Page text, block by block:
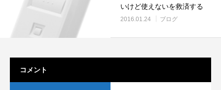
いけど使えないを救済する
2016.01.24 ブログ
コメント